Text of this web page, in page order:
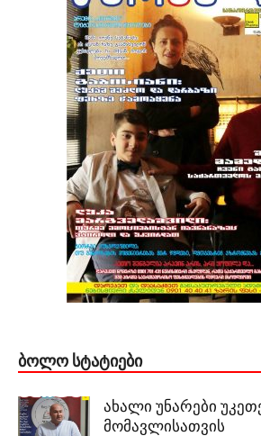
ᲑᲝᲚᲝ ᲡᲢᲐᲢᲘᲔᲑᲘ
ახალი უნარები
მომავლისათვის